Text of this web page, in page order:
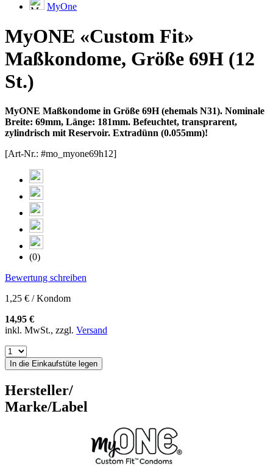
MyOne
MyONE «Custom Fit»
Maßkondome, Größe 69H (12
St.)
MyONE Maßkondome in Größe 69H (ehemals N31). Nominale
Breite: 69mm, Länge: 181mm. Befeuchtet, transprarent,
zylindrisch mit Reservoir. Extradünn (0.055mm)!
[Art-Nr.: #mo_myone69h12]
(0)
Bewertung schreiben
1,25 € / Kondom
14,95 €
inkl. MwSt., zzgl. Versand
In die Einkaufstüte legen
Hersteller/
Marke/Label